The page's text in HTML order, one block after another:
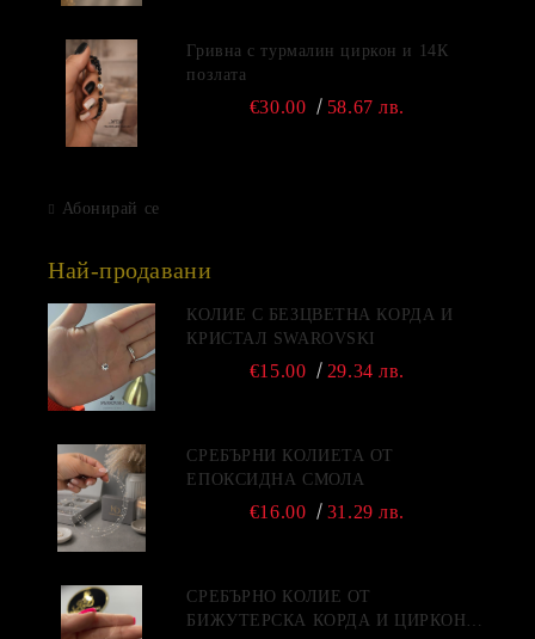
Гривна с турмалин циркон и 14К
позлата
€30.00 58.67 лв.
Абонирай се
Най-продавани
КОЛИЕ С БЕЗЦВЕТНА КОРДА И
КРИСТАЛ SWAROVSKI
€15.00 29.34 лв.
СРЕБЪРНИ КОЛИЕТА ОТ
ЕПОКСИДНА СМОЛА
€16.00 31.29 лв.
СРЕБЪРНО КОЛИЕ ОТ
БИЖУТЕРСКА КОРДА И ЦИРКОН -